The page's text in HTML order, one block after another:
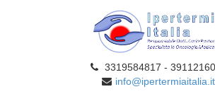
3319584817 -
info@ipertermiaitalia.it